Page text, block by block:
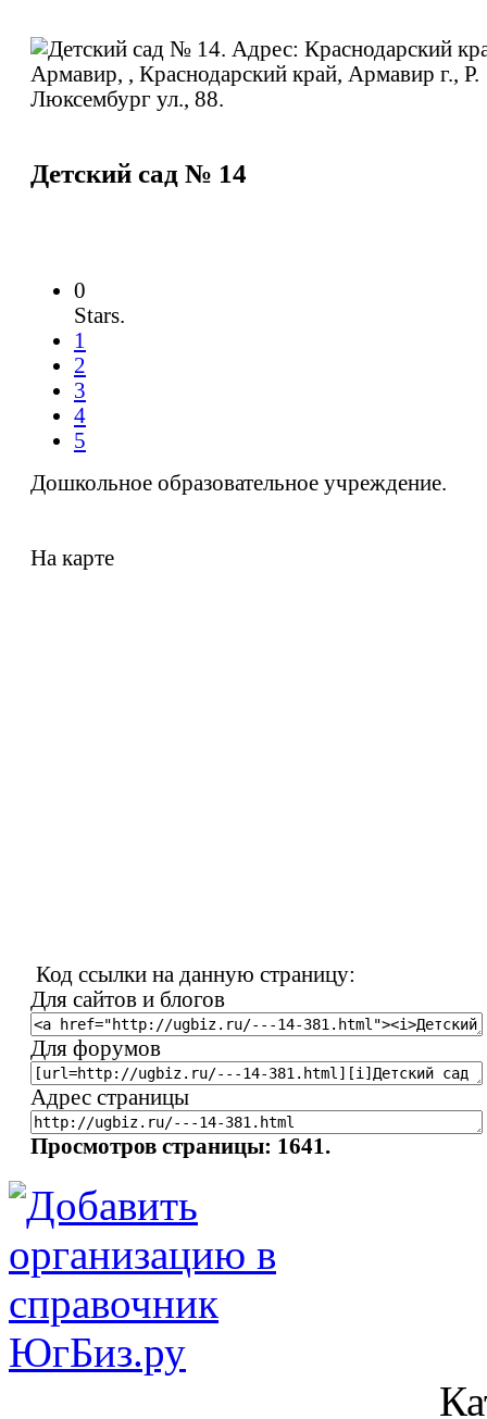
Детский сад № 14
0
Stars.
1
2
3
4
5
Дошкольное образовательное учреждение.
На карте
Код ссылки на данную страницу:
Для сайтов и блогов
Для форумов
Адрес страницы
Просмотров страницы: 1641.